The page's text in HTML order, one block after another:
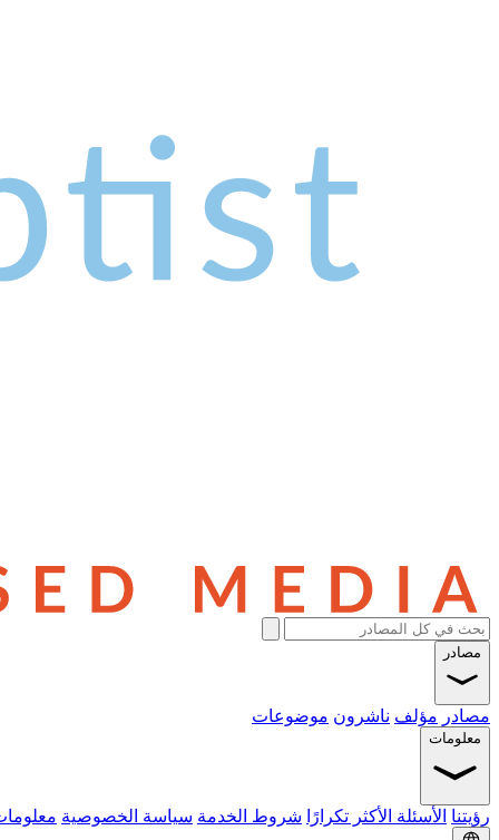
مصادر
مصادر مؤلف ناشرون موضوعات
معلومات
رؤيتنا الأسئلة الأكثر تكرارًا شروط الخدمة سياسة الخصوصية